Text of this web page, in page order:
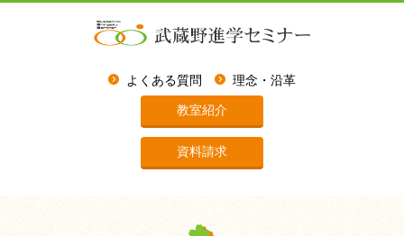
よくある質問 理念・沿革
教室紹介
資料請求